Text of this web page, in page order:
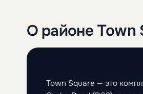
О районе Town
Town Square — это